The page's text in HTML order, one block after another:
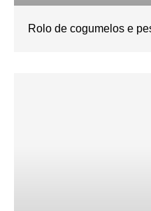
Rolo de cogumelos e